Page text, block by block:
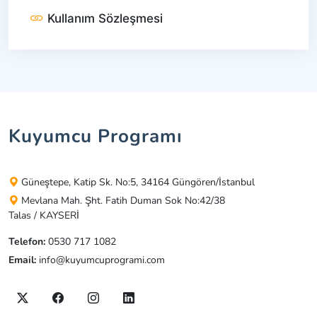
Kullanım Sözleşmesi
Kuyumcu Programı
Güneştepe, Katip Sk. No:5, 34164 Güngören/İstanbul
Mevlana Mah. Şht. Fatih Duman Sok No:42/38
Talas / KAYSERİ
Telefon: 0530 717 1082
Email: info@kuyumcuprogrami.com